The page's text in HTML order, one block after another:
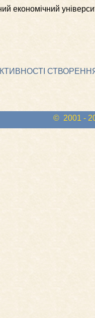
економічний
© 2001 -